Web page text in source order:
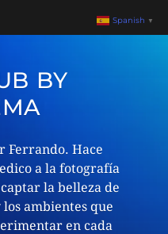
BY
Ferrando. Hace
a la fotografía
la belleza de
ambientes que
en cada
Spanish ▼